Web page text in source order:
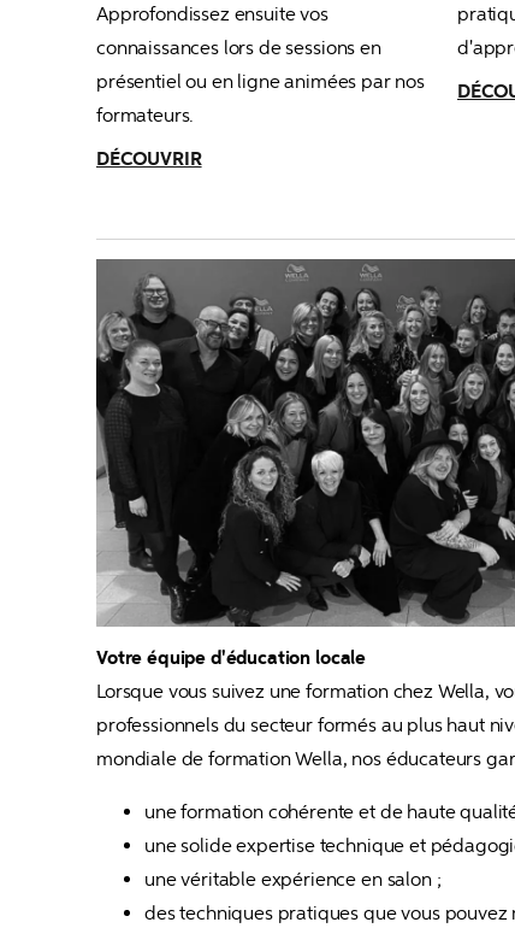
Approfondissez ensuite vos
connaissances lors de sessions en
présentiel ou en ligne animées par nos
formateurs.
DÉCOUVRIR
Votre équipe d'éducation locale
Lorsque vous suivez une formation chez Wella,
professionnels du secteur formés au plus haut
mondiale de formation Wella, nos éducateurs
une formation cohérente et de haute
une solide expertise technique et
une véritable expérience en salon ;
des techniques pratiques que vous